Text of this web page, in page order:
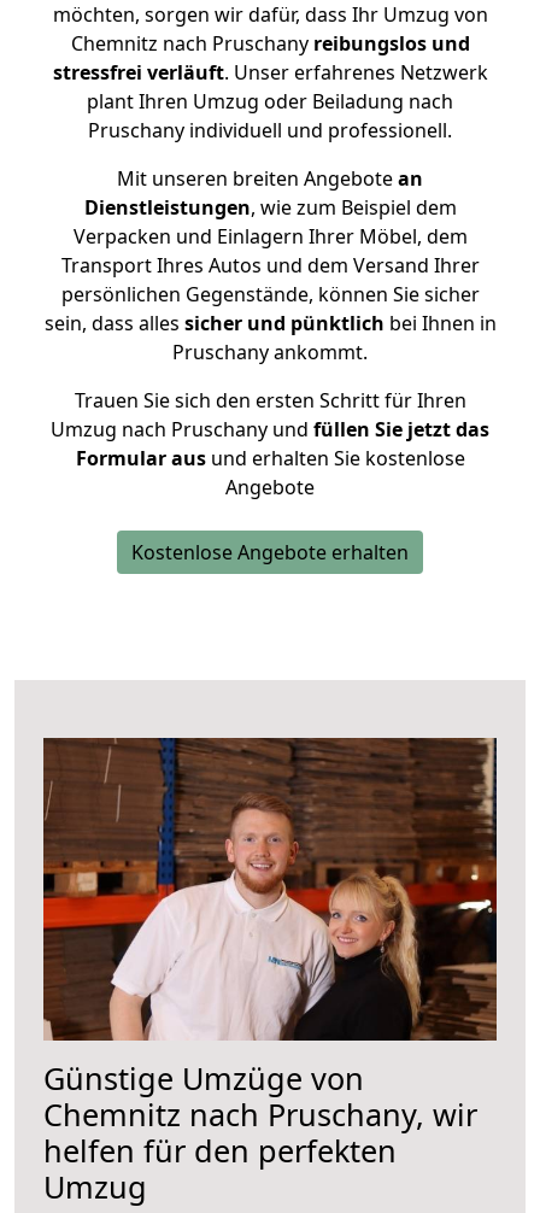
möchten, sorgen wir dafür, dass Ihr Umzug von
Chemnitz nach Pruschany reibungslos und
stressfrei verläuft. Unser erfahrenes Netzwerk
plant Ihren Umzug oder Beiladung nach
Pruschany individuell und professionell.
Mit unseren breiten Angebotean
Dienstleistungen, wie zum Beispiel dem
Verpacken und Einlagern Ihrer Möbel, dem
Transport Ihres Autos und dem Versand Ihrer
persönlichen Gegenstände, können Sie sicher
sein, dass alles sicher und pünktlich bei Ihnen in
Pruschany ankommt.
Trauen Sie sich den ersten Schritt für Ihren
Umzug nach Pruschany und füllen Sie jetzt das
Formular ausund erhalten Sie kostenlose
Angebote
Kostenlose Angebote erhalten
Günstige Umzüge von
Chemnitz nach Pruschany, wir
helfen für den perfekten
Umzug